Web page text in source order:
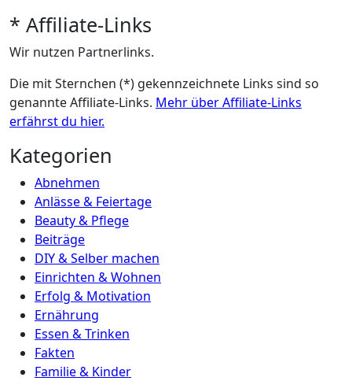
* Affiliate-Links
Wir nutzen Partnerlinks.
Die mit Sternchen (*) gekennzeichnete Links sind so
genannte Affiliate-Links. Mehr über Affiliate-Links
erfährst du hier.
Kategorien
Abnehmen
Anlässe & Feiertage
Beauty & Pflege
Beiträge
DIY & Selber machen
Einrichten & Wohnen
Erfolg & Motivation
Ernährung
Essen & Trinken
Fakten
Familie & Kinder